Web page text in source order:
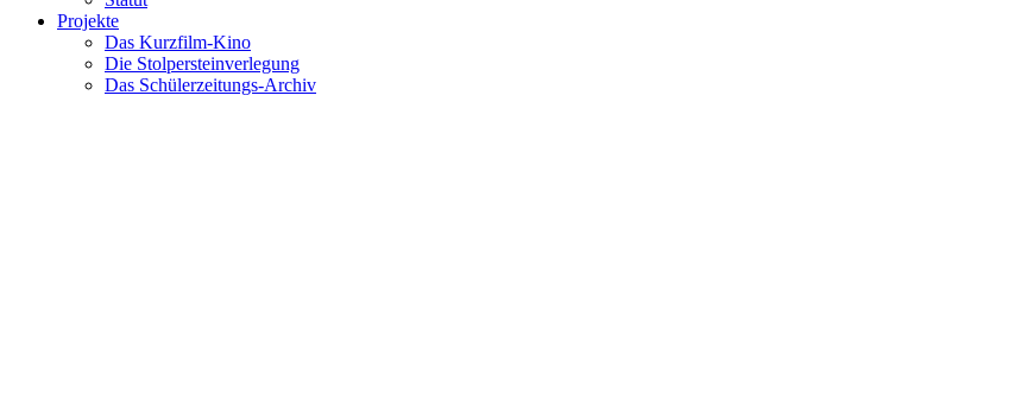
Projekte
Das Kurzfilm-Kino
Die Stolpersteinverlegung
Das Schülerzeitungs-Archiv